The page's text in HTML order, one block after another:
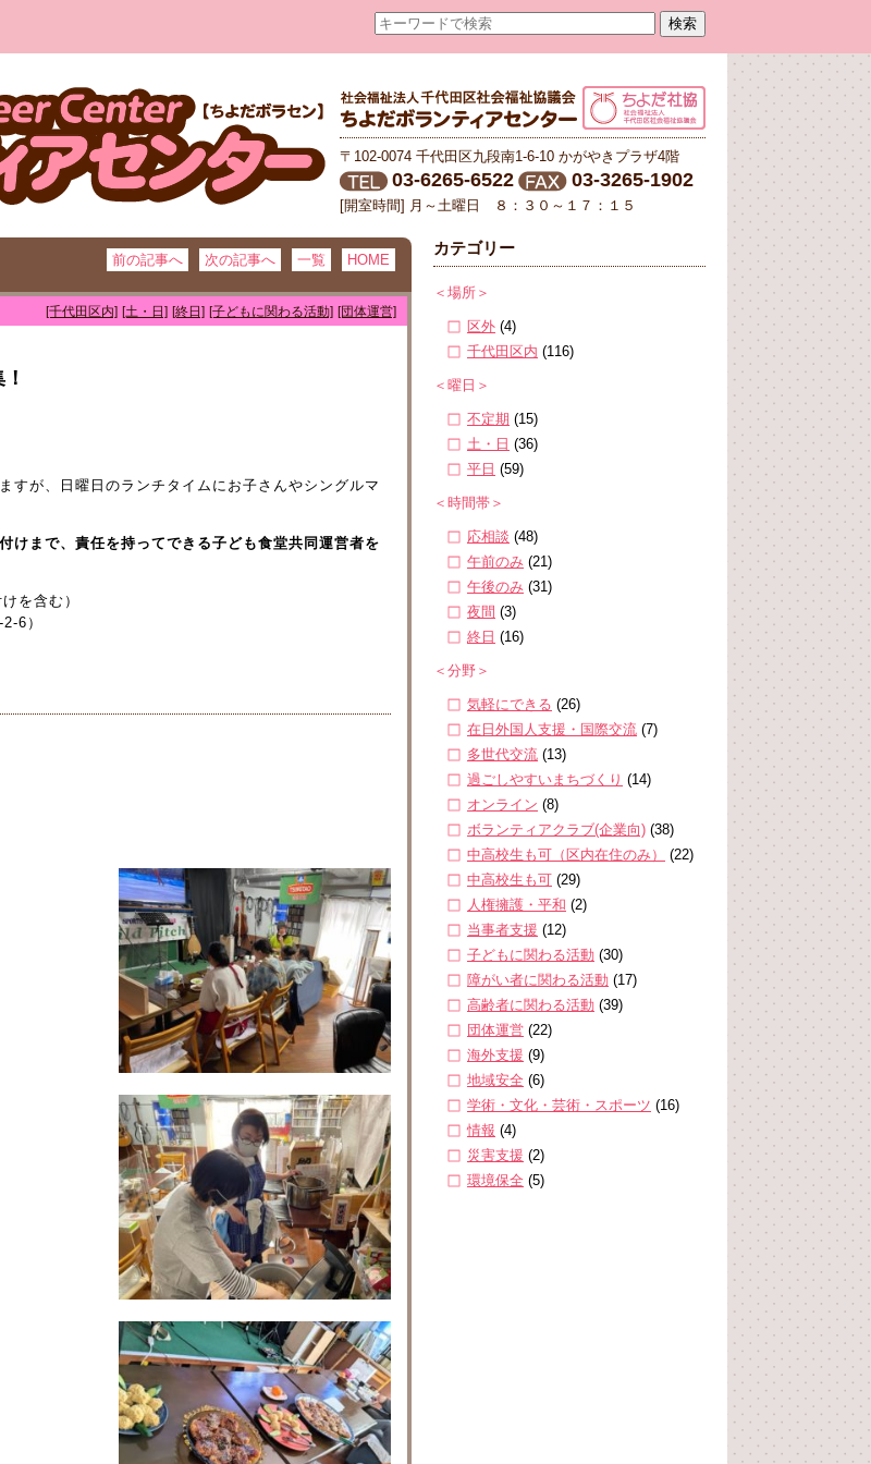
〒102-0074 千代田区九段南1-6-10 かがやきプラザ4階
03-6265-6522 03-3265-1902
[開室時間] 月～土曜日 ８：３０～１７：１５
前の記事へ 次の記事へ 一覧 HOME
[千代田区内] [土・日] [終日] [子どもに関わる活動] [団体運営]
すが、日曜日のランチタイムにお子さんやシングルマ
けまで、責任を持ってできる子ども食堂共同運営者を
を含む）
6）
カテゴリー
＜場所＞
区外 (4)
千代田区内 (116)
＜曜日＞
不定期 (15)
土・日 (36)
平日 (59)
＜時間帯＞
応相談 (48)
午前のみ (21)
午後のみ (31)
夜間 (3)
終日 (16)
＜分野＞
気軽にできる (26)
在日外国人支援・国際交流 (7)
多世代交流 (13)
過ごしやすいまちづくり (14)
オンライン (8)
ボランティアクラブ(企業向) (38)
中高校生も可（区内在住のみ）
(22)
中高校生も可 (29)
人権擁護・平和 (2)
当事者支援 (12)
子どもに関わる活動 (30)
障がい者に関わる活動 (17)
高齢者に関わる活動 (39)
団体運営 (22)
海外支援 (9)
地域安全 (6)
学術・文化・芸術・スポーツ (16)
情報 (4)
災害支援 (2)
環境保全 (5)